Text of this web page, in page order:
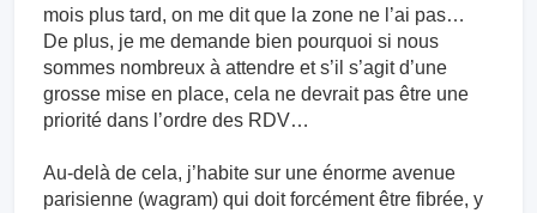
mois plus tard, on me dit que la zone ne l’ai pas…
De plus, je me demande bien pourquoi si nous
sommes nombreux à attendre et s’il s’agit d’une
grosse mise en place, cela ne devrait pas être une
priorité dans l’ordre des RDV…
Au-delà de cela, j’habite sur une énorme avenue
parisienne (wagram) qui doit forcément être fibrée, y